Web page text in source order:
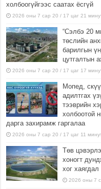
холбоогүйгээс саатах ёсгүй
2026 оны 7 сар 20 / 17 цаг 21
“Сэлбэ 20
төслийн
барилгын
цутгалтын
2026 оны 7 сар 20 / 17 цаг 17
Мопед,
адилтгах
тээврийн
холбоотой
дарга захирамж гаргалаа
2026 оны 7 сар 20 / 17 цаг 11
Төв
хоногт
хог
2026 оны 7